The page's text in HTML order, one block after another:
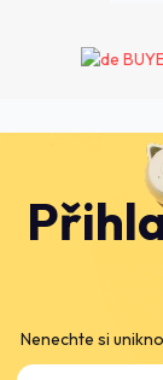
Nenechte si